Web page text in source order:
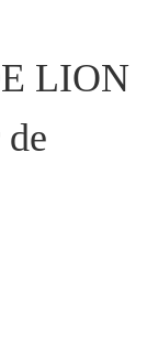
LION